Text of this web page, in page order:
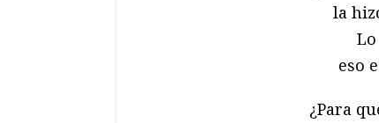
la
eso
¿Para